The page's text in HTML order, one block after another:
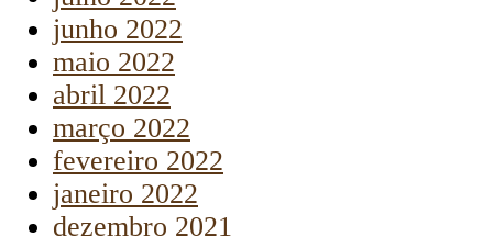
junho 2022
maio 2022
abril 2022
março 2022
fevereiro 2022
janeiro 2022
dezembro 2021